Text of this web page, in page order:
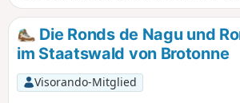
vielfältigen Vegetation und Baumarten,
Farnen usw. Man atmet tief durch, denn
mit ihren schönen Aufstiegen und
doch recht sportlich, aber dennoch ohne
zu bewältigen ...
Die Ronds de Nagu und
im Staatswald von Brotonne
Visorando-Mitglied